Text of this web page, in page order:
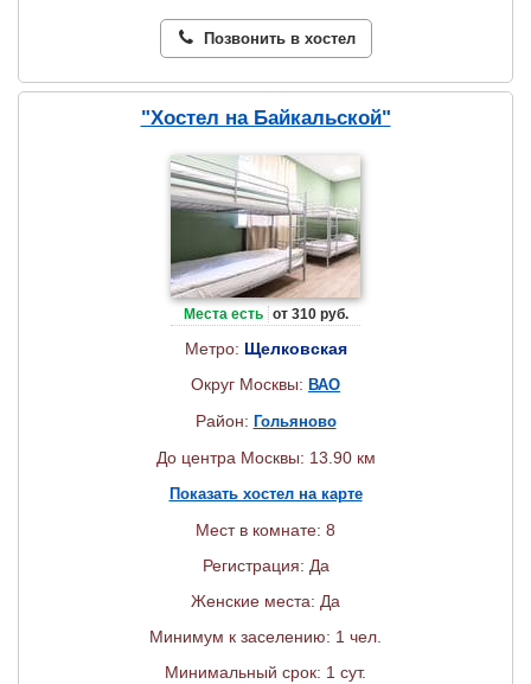
Позвонить в хостел
"Хостел на Байкальской"
Места есть от 310 руб.
Метро: Щелковская
Округ Москвы: ВАО
Район: Гольяново
До центра Москвы: 13.90 км
Показать хостел на карте
Мест в комнате: 8
Регистрация: Да
Женские места: Да
Минимум к заселению: 1 чел.
Минимальный срок: 1 сут.